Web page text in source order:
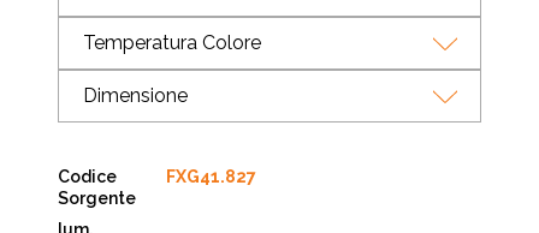
FXG41.827
Temperatura Colore
Dimensione